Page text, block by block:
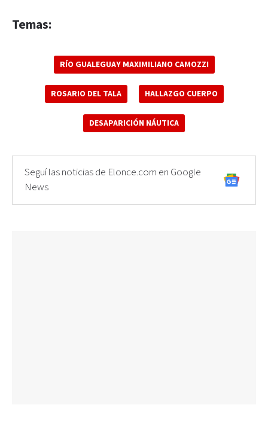
Temas:
RÍO GUALEGUAY MAXIMILIANO CAMOZZI
ROSARIO DEL TALA HALLAZGO CUERPO
DESAPARICIÓN NÁUTICA
Seguí las noticias de Elonce.com en Google
News